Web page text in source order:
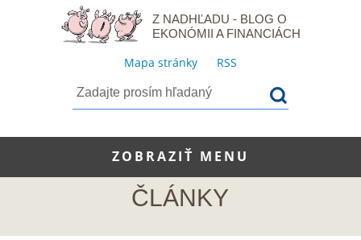
Z NADHĽADU - BLOG O
EKONÓMII A FINANCIÁCH
Mapa stránky RSS
ZOBRAZIŤ MENU
ČLÁNKY